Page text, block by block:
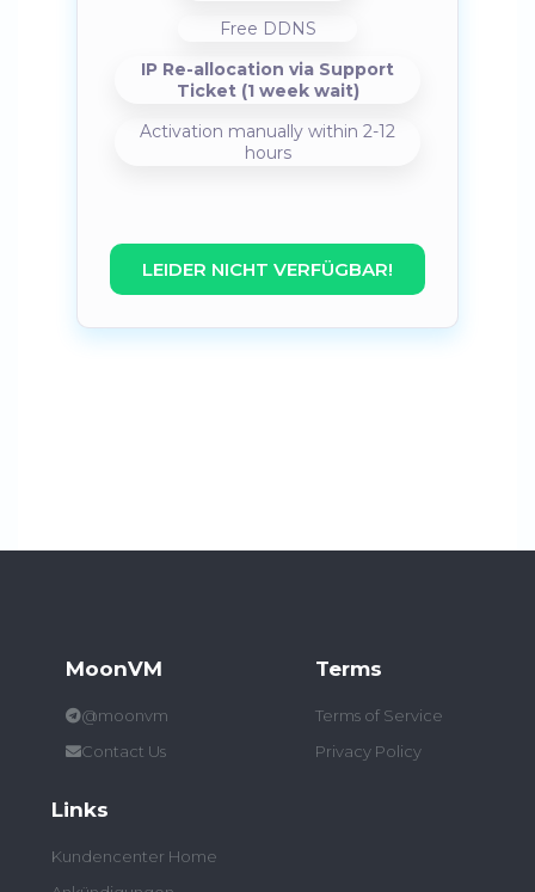
Free DDNS
IP Re-allocation via Support
Ticket (1 week wait)
Activation manually within 2-12
hours
LEIDER NICHT VERFÜGBAR!
MoonVM
@moonvm
Contact Us
Terms
Terms of Service
Privacy Policy
Links
Kundencenter Home